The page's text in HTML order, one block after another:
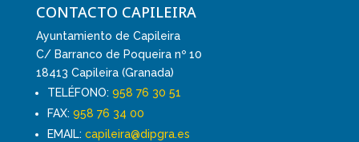
CONTACTO CAPILEIRA
Ayuntamiento de Capileira
C/ Barranco de Poqueira nº 10
18413 Capileira (Granada)
TELÉFONO: 958 76 30 51
FAX: 958 76 34 00
EMAIL: capileira@dipgra.es